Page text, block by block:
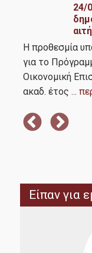
Διδακτορικό
24/
Η προθεσμία
για το
Οικονομική
ακαδ. έτος ...
Είπαν για